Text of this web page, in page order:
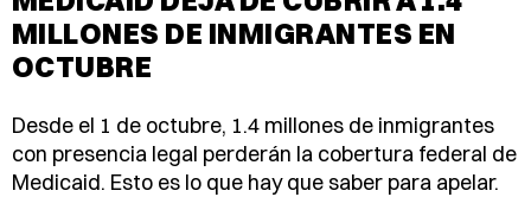
MILLONES DE INMIGRANTES EN
OCTUBRE
Desde el 1 de octubre, 1.4 millones de inmigrantes
con presencia legal perderán la cobertura federal de
Medicaid. Esto es lo que hay que saber para apelar.